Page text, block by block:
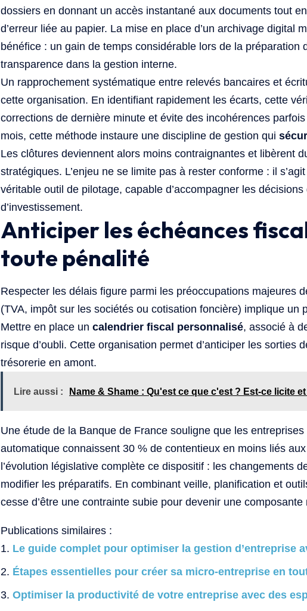
dossiers en donnant un accès instantané aux documents tout
d’erreur liée au papier. La mise en place d’un archivage digital
bénéfice : un gain de temps considérable lors de la préparation
transparence dans la gestion interne.
Un rapprochement systématique entre relevés bancaires et
cette organisation. En identifiant rapidement les écarts, cette
corrections de dernière minute et évite des incohérences
mois, cette méthode instaure une discipline de gestion qui
Les clôtures deviennent alors moins contraignantes et libèrent
stratégiques. L’enjeu ne se limite pas à rester conforme : il
véritable outil de pilotage, capable d’accompagner les
d’investissement.
Anticiper les échéances
toute pénalité
Respecter les délais figure parmi les préoccupations majeures
(TVA, impôt sur les sociétés ou cotisation foncière) implique un
Mettre en place un calendrier fiscal personnalisé, associé à
risque d’oubli. Cette organisation permet d’anticiper les sorties
trésorerie en amont.
Lire aussi : Name & Shame : Qu'est ce que c'est ? Est-ce licite
Une étude de la Banque de France souligne que les
automatique connaissent 30 % de contentieux en moins liés
l’évolution législative complète ce dispositif : les changements
modifier les préparatifs. En combinant veille, planification et
cesse d’être une contrainte subie pour devenir une
Publications similaires :
Le guide complet pour optimiser la gestion d’entreprise
Étapes essentielles pour créer sa micro-entreprise en
Optimiser la productivité de votre entreprise avec des